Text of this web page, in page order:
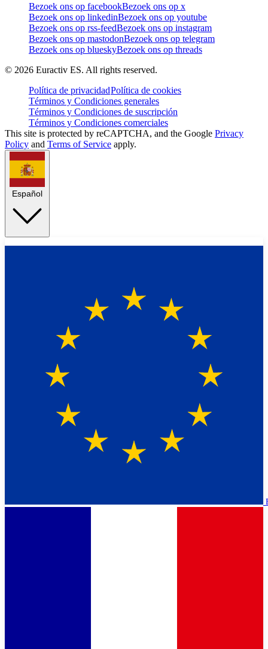
Bezoek ons op facebookBezoek ons op x
Bezoek ons op linkedinBezoek ons op youtube
Bezoek ons op rss-feedBezoek ons op instagram
Bezoek ons op mastodonBezoek ons op telegram
Bezoek ons op blueskyBezoek ons op threads
© 2026 Euractiv ES. All rights reserved.
Política de privacidadPolítica de cookies
Términos y Condiciones generales
Términos y Condiciones de suscripción
Términos y Condiciones comerciales
This site is protected by reCAPTCHA, and the Google Privacy
Policy and Terms of Service apply.
Español